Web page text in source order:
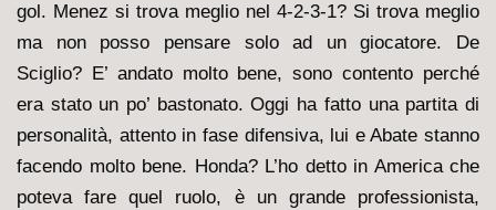
gol. Menez si trova meglio nel 4-2-3-1? Si trova meglio
ma non posso pensare solo ad un giocatore. De
Sciglio? E’ andato molto bene, sono contento perché
era stato un po’ bastonato. Oggi ha fatto una partita di
personalità, attento in fase difensiva, lui e Abate stanno
facendo molto bene. Honda? L’ho detto in America che
poteva fare quel ruolo, è un grande professionista,